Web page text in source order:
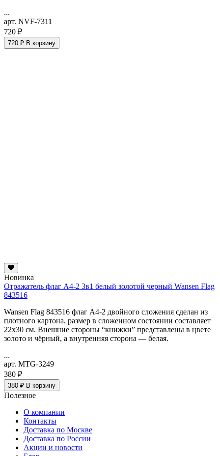
...
арт. NVF-7311
720 ₽
720 ₽ В корзину
Новинка
Отражатель флаг А4-2 3в1 белый золотой черный Wansen Flag
843516
Wansen Flag 843516 флаг А4-2 двойного сложения сделан из
плотного картона, размер в сложенном состоянии составляет
22х30 см. Внешние стороны “книжки” представлены в цвете
золото и чёрный, а внутренняя сторона — белая.
...
арт. MTG-3249
380 ₽
380 ₽ В корзину
Полезное
О компании
Контакты
Доставка по Москве
Доставка по России
Акции и новости